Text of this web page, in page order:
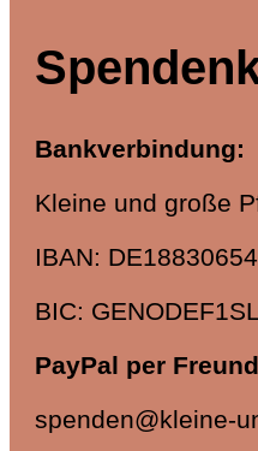
Bankverbindung:
Kleine und große
IBAN:
BIC:
PayPal per
spenden@kleine-